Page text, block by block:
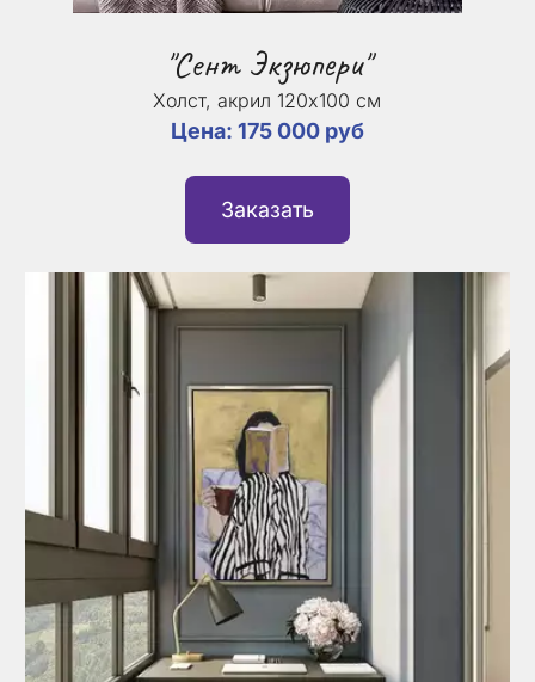
"Сент Экзюпери"
Холст, акрил 120х100 см
Цена: 175 000 руб
Заказать